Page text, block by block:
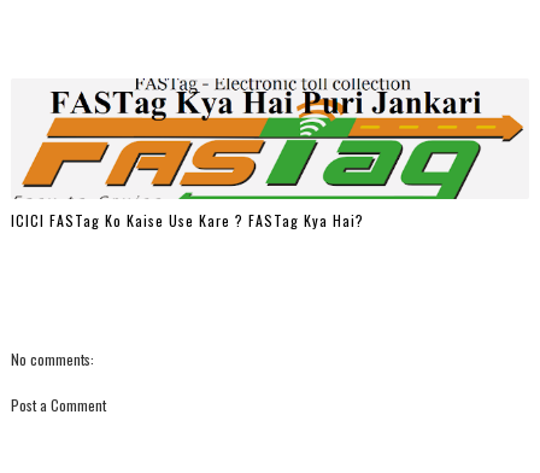
ICICI FASTag Ko Kaise Use Kare ? FASTag Kya Hai?
No comments:
Post a Comment